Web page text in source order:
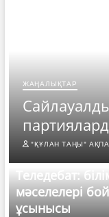
ЖАҢАЛЫҚТАР
"ҚҰЛАН ТАҢЫ"
Теледебат:
мәселелері
ұсынысы